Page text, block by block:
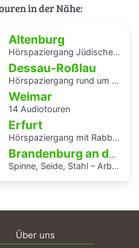
in der Nähe:
Altenburg
Hörspaziergang Jüdische Geschichte in Altenburg
Dessau-Roßlau
Hörspaziergang rund um die Laubenganghäuser der Bauhaussiedlung Törten
Weimar
14 Audiotouren
Erfurt
Hörspaziergang mit Rabbiner Alexander Nachama in Erfurt
Brandenburg an der Havel
Spinne, Seide, Stahl – Arbeit und Kunst in Brandenburg.
Über uns